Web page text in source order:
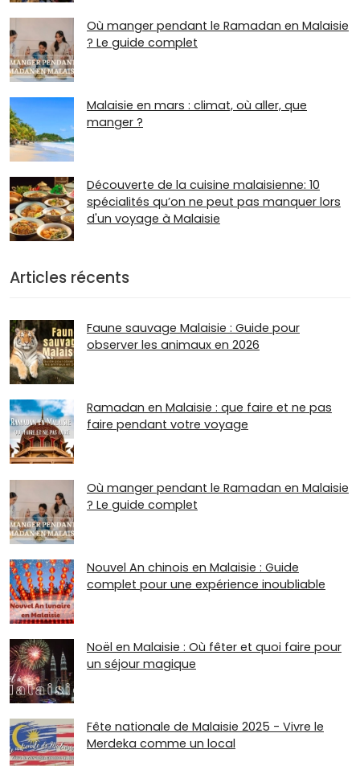
Où manger pendant le Ramadan en Malaisie
? Le guide complet
Malaisie en mars : climat, où aller, que
manger ?
Découverte de la cuisine malaisienne: 10
spécialités qu’on ne peut pas manquer lors
d'un voyage à Malaisie
Articles récents
Faune sauvage Malaisie : Guide pour
observer les animaux en 2026
Ramadan en Malaisie : que faire et ne pas
faire pendant votre voyage
Où manger pendant le Ramadan en Malaisie
? Le guide complet
Nouvel An chinois en Malaisie : Guide
complet pour une expérience inoubliable
Noël en Malaisie : Où fêter et quoi faire pour
un séjour magique
Fête nationale de Malaisie 2025 - Vivre le
Merdeka comme un local